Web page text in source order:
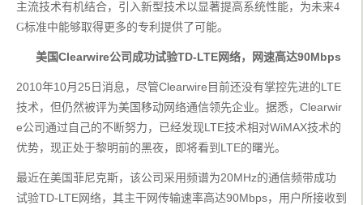
主流技术有机结合，引入新型技术以显著提高系统性能，为未来4
G标准中能够取得更多的专利提供了可能。
美国Clearwire公司成功试验TD-LTE网络，网速高达90Mbps
2010年10月25日消息，尽管Clearwire目前还没有掌控先进的LTE
技术，但仍然被评为美国移动网络通信领先企业。据悉，Clearwir
e公司通过自己的不断努力，已经发现LTE技术相对WiMAX技术的
优势，现正处于黎明前的黑夜，即将看到LTE的曙光。
最近在美国菲尼克斯，该公司采用频谱为20MHz的通信频带成功
试验TD-LTE网络，其主干网传输速率高达90Mbps，用户所接收到